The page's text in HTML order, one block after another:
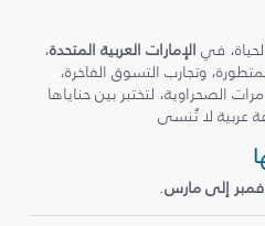
في الإمارات العربية المتحدة،
وتجارب التسوق الفاخرة،
الصحراوية، لتختبر بين حناياها
عربية لا تُنسى
إلى مارس.